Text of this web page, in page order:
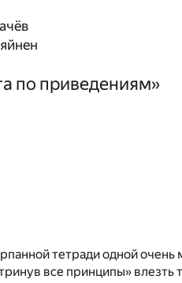
по приведениям»
тетради одной
все принципы» влезть